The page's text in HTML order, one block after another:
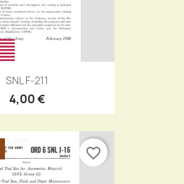
SNL F-211
4,00 €
favorite_border